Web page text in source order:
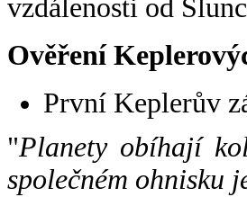
vzdálenosti od
Ověření
První Keplerův
"Planety obíhají
společném ohnisku